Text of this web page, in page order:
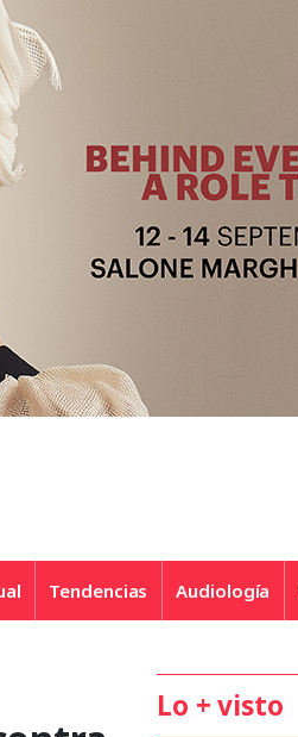
Tendencias Audiología
Lo + visto